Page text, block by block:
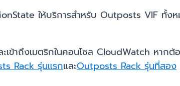
ให้บริการสำหรับ Outposts VIF ทั้
ะเข้าถึงเมตริกในคอนโซล CloudWatch หาก
Rack รุ่นแรกและOutposts Rack รุ่นที่สอง